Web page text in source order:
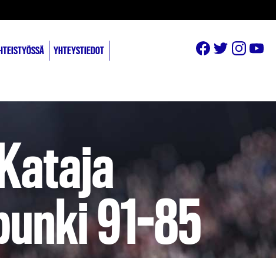
YHTEYSTIEDOT
91-85